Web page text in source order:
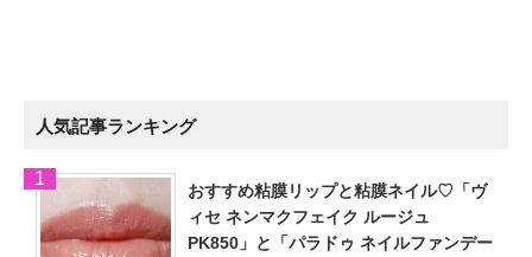
人気記事ランキング
おすすめ粘膜リップと粘膜ネイル♡「ヴ
ィセ ネンマクフェイク ルージュ
PK850」と「パラドゥ ネイルファンデー